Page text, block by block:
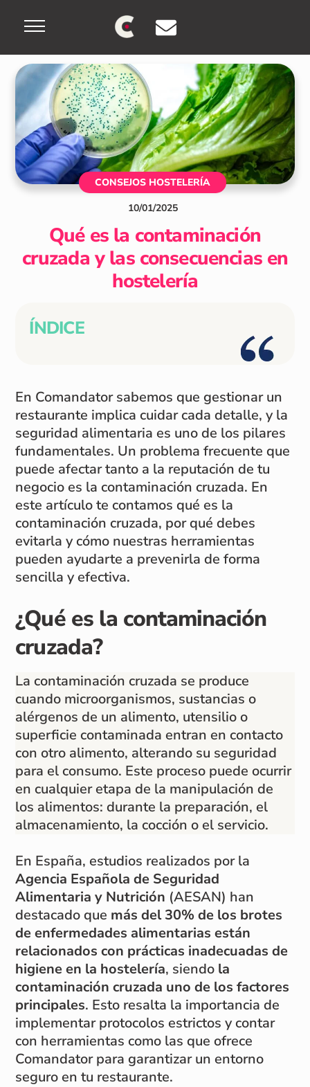
Menu
CONSEJOS HOSTELERÍA
10/01/2025
Qué es la contaminación
cruzada y las consecuencias en
hostelería
ÍNDICE
En Comandator sabemos que gestionar un
restaurante implica cuidar cada detalle, y la
seguridad alimentaria es uno de los pilares
fundamentales. Un problema frecuente que
puede afectar tanto a la reputación de tu
negocio es la contaminación cruzada. En
este artículo te contamos qué es la
contaminación cruzada, por qué debes
evitarla y cómo nuestras herramientas
pueden ayudarte a prevenirla de forma
sencilla y efectiva.
¿Qué es la contaminación
cruzada?
La contaminación cruzada se produce
cuando microorganismos, sustancias o
alérgenos de un alimento, utensilio o
superficie contaminada entran en contacto
con otro alimento, alterando su seguridad
para el consumo. Este proceso puede ocurrir
en cualquier etapa de la manipulación de
los alimentos: durante la preparación, el
almacenamiento, la cocción o el servicio.
En España, estudios realizados por la
Agencia Española de Seguridad
Alimentaria y Nutrición (AESAN) han
destacado que más del 30% de los brotes
de enfermedades alimentarias están
relacionados con prácticas inadecuadas de
higiene en la hostelería, siendo la
contaminación cruzada uno de los factores
principales. Esto resalta la importancia de
implementar protocolos estrictos y contar
con herramientas como las que ofrece
Comandator para garantizar un entorno
seguro en tu restaurante.